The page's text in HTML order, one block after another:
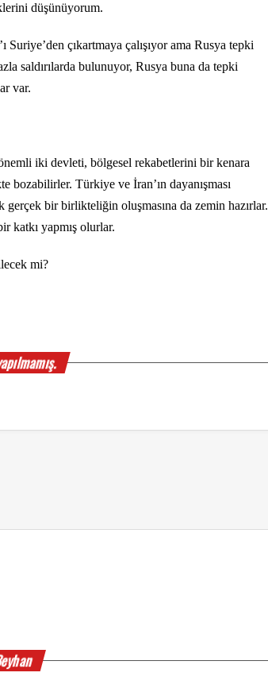
düşünüyorum.
çıkartmaya çalışıyor ama Rusya tepki
saldırılarda bulunuyor, Rusya buna da tepki
var.
iki devleti, bölgesel rekabetlerini bir kenara
Türkiye ve İran’ın dayanışması
bir birlikteliğin oluşmasına da zemin hazırlar.
katkı yapmış olurlar.
mi?